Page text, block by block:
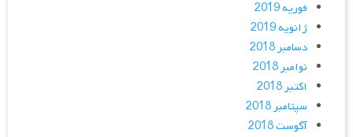
فوریه 2019
ژانویه 2019
دسامبر 2018
نوامبر 2018
اکتبر 2018
سپتامبر 2018
آگوست 2018